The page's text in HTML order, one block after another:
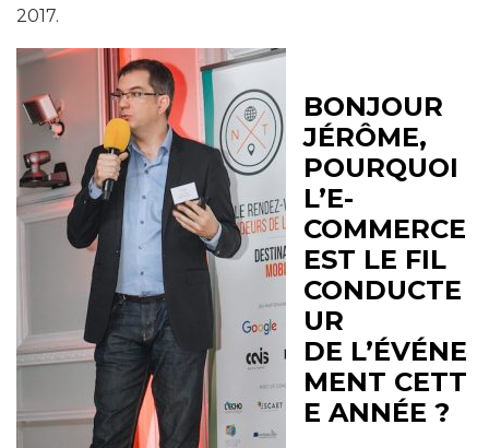
2017.
BONJOUR
JÉRÔME,
POURQUOI
L’E-
COMMERCE
EST LE FIL
CONDUCTE
UR
DE L’ÉVÉNE
MENT CETT
E ANNÉE ?